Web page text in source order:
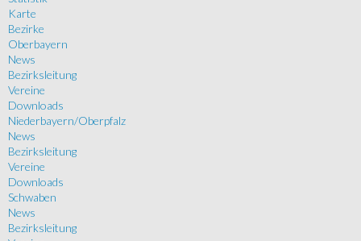
Karte
Bezirke
Oberbayern
News
Bezirksleitung
Vereine
Downloads
Niederbayern/Oberpfalz
News
Bezirksleitung
Vereine
Downloads
Schwaben
News
Bezirksleitung